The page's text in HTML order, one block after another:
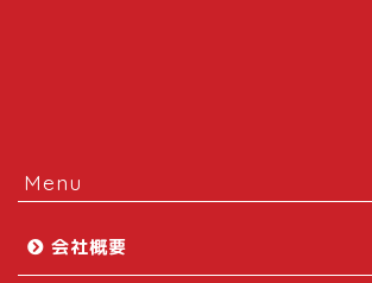
Menu
会社概要